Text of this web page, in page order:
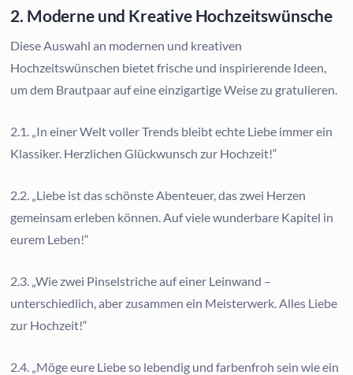
2. Moderne und Kreative Hochzeitswünsche
Diese Auswahl an modernen und kreativen
Hochzeitswünschen bietet frische und inspirierende Ideen,
um dem Brautpaar auf eine einzigartige Weise zu gratulieren.
2.1. „In einer Welt voller Trends bleibt echte Liebe immer ein
Klassiker. Herzlichen Glückwunsch zur Hochzeit!“
2.2. „Liebe ist das schönste Abenteuer, das zwei Herzen
gemeinsam erleben können. Auf viele wunderbare Kapitel in
eurem Leben!“
2.3. „Wie zwei Pinselstriche auf einer Leinwand –
unterschiedlich, aber zusammen ein Meisterwerk. Alles Liebe
zur Hochzeit!“
2.4. „Möge eure Liebe so lebendig und farbenfroh sein wie ein